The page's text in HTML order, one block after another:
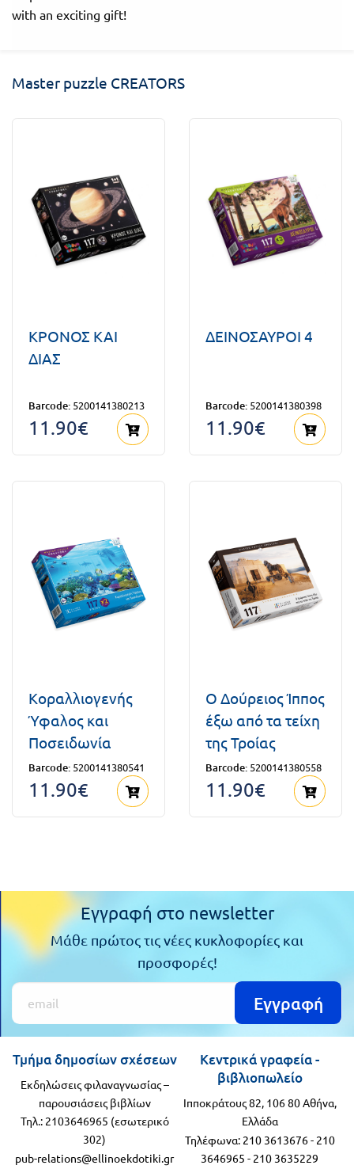
with an exciting gift!
Master puzzle CREATORS
ΚΡΟΝΟΣ ΚΑΙ
ΔΙΑΣ
Barcode: 5200141380213
11.90€
ΔΕΙΝΟΣΑΥΡΟΙ 4
Barcode: 5200141380398
11.90€
Κοραλλιογενής
Ύφαλος και
Ποσειδωνία
Barcode: 5200141380541
11.90€
Ο Δούρειος Ίππος
έξω από τα τείχη
της Τροίας
Barcode: 5200141380558
11.90€
Εγγραφή στο newsletter
Μάθε πρώτος τις νέες κυκλοφορίες και
προσφορές!
Εγγραφή
Κεντρικά γραφεία -
βιβλιοπωλείο
Ιπποκράτους 82, 106 80 Αθήνα,
Ελλάδα
Τηλέφωνα: 210 3613676- 210
3646965 - 210 3635229
Τμήμα δημοσίων σχέσεων
Εκδηλώσεις φιλαναγνωσίας –
παρουσιάσεις βιβλίων
Τηλ.: 2103646965 (εσωτερικό
302)
pub-relations@ellinoekdotiki.gr